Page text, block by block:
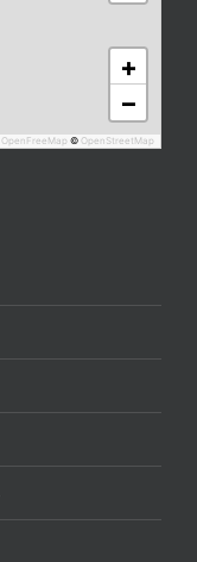
+
−
OpenFreeMap © OpenStreetMap